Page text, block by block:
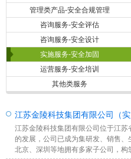
管理类产品-安全合规管理
咨询服务-安全评估
咨询服务-安全设计
实施服务-安全加固
运营服务-安全培训
其他类服务
江苏金陵科技集团有限公司（
江苏金陵科技集团有限公司位于江
的发展，公司已成为集研发、销售
北京、深圳等地拥有多家子公司，